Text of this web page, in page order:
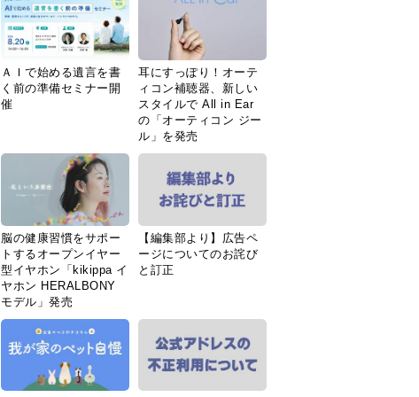
ＡＩで始める遺言を書
く前の準備セミナー開
催
耳にすっぽり！オーテ
ィコン補聴器、新しい
スタイルで All in Ear
の「オーティコン ジー
ル」を発売
脳の健康習慣をサポー
トするオープンイヤー
型イヤホン「kikippa イ
ヤホン HERALBONY
モデル」発売
【編集部より】広告ペ
ージについてのお詫び
と訂正